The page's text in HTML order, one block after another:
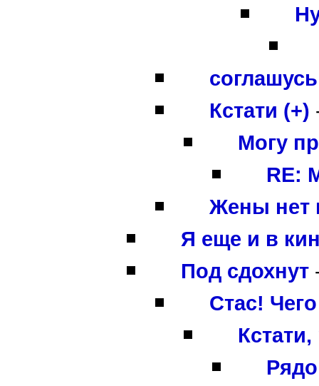
Кстати (+)
Могу
RE:
Жены нет
Я еще и в
Под сдохнут
Стас!